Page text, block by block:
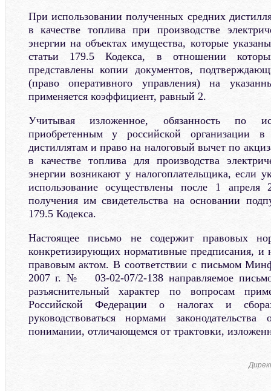
При использовании полученных средних
в качестве топлива при производстве
энергии на объектах имущества, которые
статьи 179.5 Кодекса, в отношении
представлены копии документов,
(право оперативного управления) на
применяется коэффициент, равный 2.
Учитывая изложенное, обязанность по
приобретенным у российской организации в
дистиллятам и право на налоговый вычет по
в качестве топлива для производства
энергии возникают у налогоплательщика, если
использование осуществлены после 1
получения им свидетельства на основании
179.5 Кодекса.
Настоящее письмо не содержит правовых
конкретизирующих нормативные предписания, и
правовым актом. В соответствии с письмом
2007 г. № 03-02-07/2-138 направляемое
разъяснительный характер по вопросам
Российской Федерации о налогах и
руководствоваться нормами
понимании, отличающемся от трактовки,